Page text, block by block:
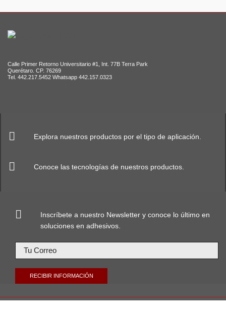
Calle Primer Retorno Universitario #1, Int. 77B Terra Park
Querétaro. CP. 76269
Tel. 442.217.5452 Whatsapp 442.157.0323
Explora nuestros productos por el tipo de aplicación.
Conoce las tecnologías de nuestros productos.
Inscríbete a nuestro Newsletter y conoce lo último en
soluciones en adhesivos.